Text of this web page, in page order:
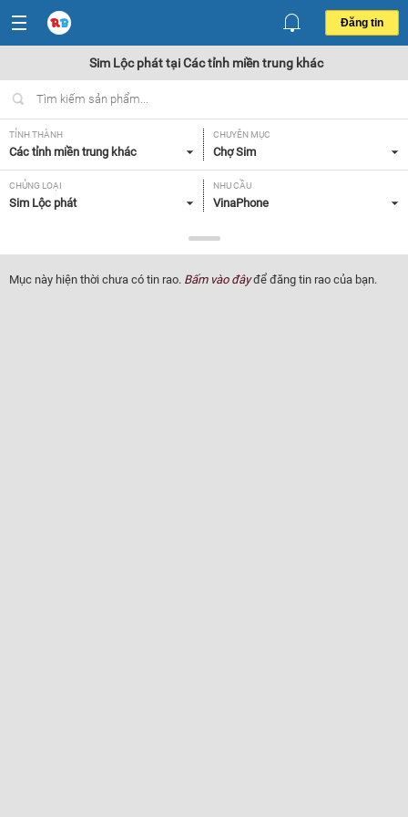
Đăng tin
Sim Lộc phát tại Các tỉnh miền trung khác
TỈNH THÀNH
Các tỉnh miền trung khác
CHUYÊN MỤC
Chợ Sim
CHỦNG LOẠI
Sim Lộc phát
NHU CẦU
VinaPhone
Tất cả
Mục này hiện thời chưa có tin rao. Bấm vào đâyđể đăng tin rao của bạn.